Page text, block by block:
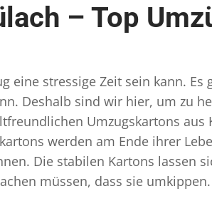
– Top
stressige Zeit sein kann. Es
Deshalb sind wir hier, um zu
Umzugskartons
werden am Ende ihrer
Die stabilen Kartons lassen
müssen, dass sie